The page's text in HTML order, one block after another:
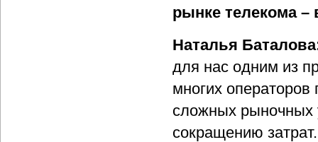
рынке телекома
Наталья
для нас одним из
многих
сложных рыночных
сокращению